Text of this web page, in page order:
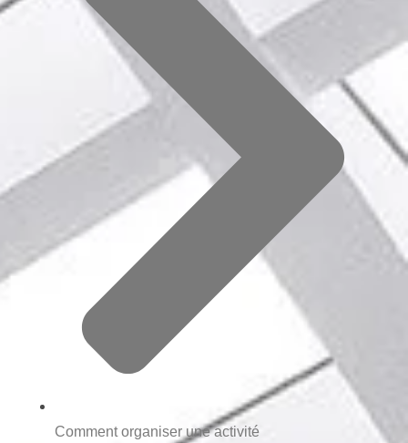
Comment organiser une activité